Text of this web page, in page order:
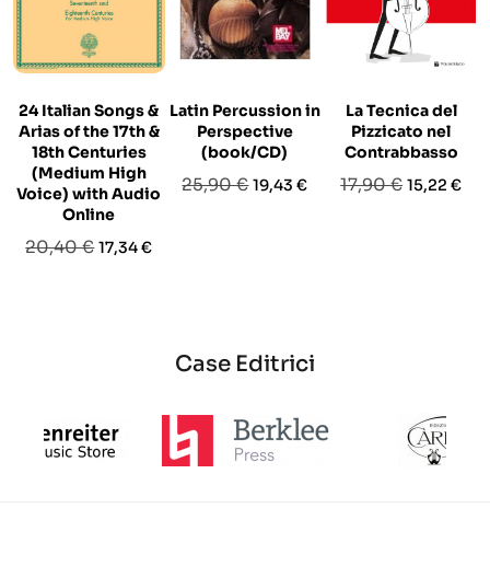
24 Italian Songs &
Arias of the 17th &
18th Centuries
(Medium High
Voice) with Audio
Online
Prezzo
20,40 €Prezzo
17,34 €
Latin Percussion in
Perspective
(book/CD)
Prezzo
25,90 €Prezzo
19,43 €
La Tecnica del
Pizzicato nel
Contrabbasso
Prezzo
17,90 € Prezzo
15,22 €
Case Editrici